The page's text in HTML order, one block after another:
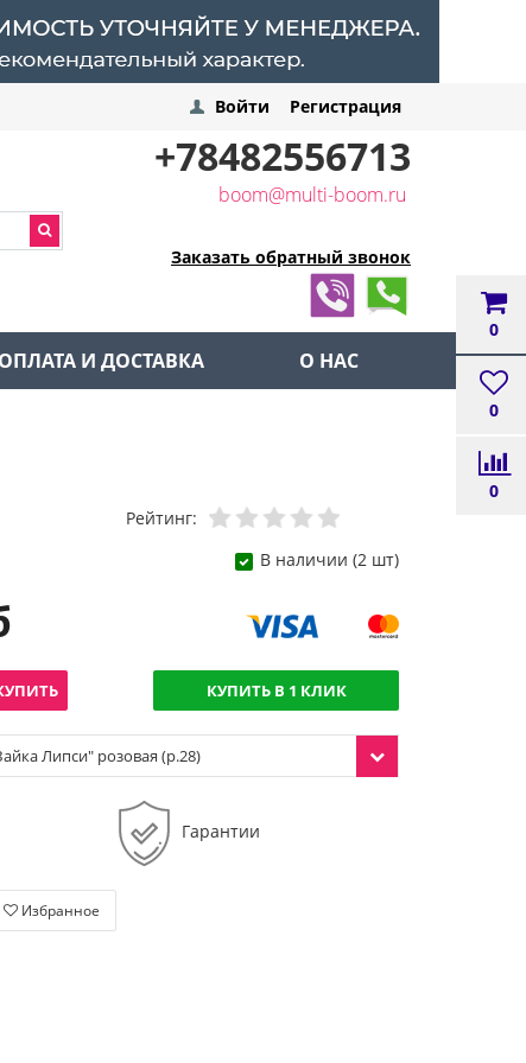
0
0
0
Войти Регистрация
+78482556713
boom@multi-boom.ru
Заказать обратный звонок
ОПЛАТА И ДОСТАВКА О НАС
Рейтинг:
В наличии (2 шт)
КУПИТЬ В 1 КЛИК
Липси" розовая (р.28)
Гарантии
Избранное